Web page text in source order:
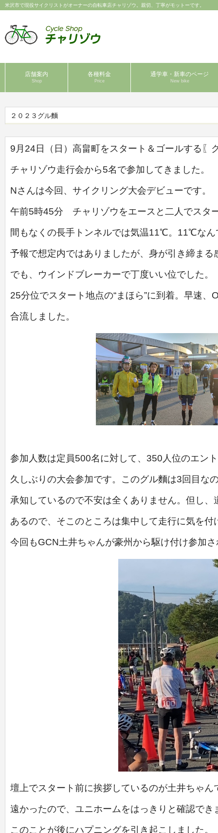
米沢市で現役サイクリストがオーナーの自転車店チャリゾウ。親切、丁寧がモットーです。
店舗案内
Shop
各種料金
Price
通学車・新車のページ
New bike
２０２３グル麵
9月24日（日）高畠町をスタート＆ゴールする〖
チャリゾウ走行会から5名で参加してきました。
Nさんは今回、サイクリング大会デビューです。
午前5時45分 チャリゾウをエースと二人でスタ
間もなくの長手トンネルでは気温11℃。11℃なん
予報で想定内ではありましたが、身が引き締まる
でも、ウインドブレーカーで丁度いい位でした。
25分位でスタート地点の“まほら”に到着。早速、
合流しました。
参加人数は定員500名に対して、350人位のエン
久しぶりの大会参加です。このグル麵は3回目な
承知しているので不安は全くありません。但し、
あるので、そこのところは集中して走行に気を付
今回もGCN土井ちゃんが豪州から駆け付け参加
壇上でスタート前に挨拶しているのが土井ちゃん
遠かったので、ユニホームをはっきりと確認でき
このことが後にハプニングを引き起こしました。